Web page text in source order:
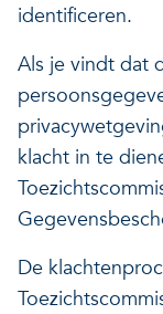
identificeren.
Als je vindt dat
klacht in te
De